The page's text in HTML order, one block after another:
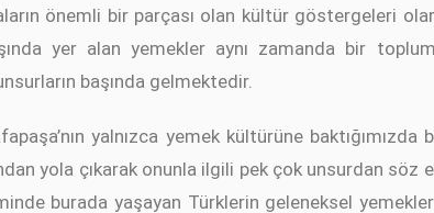
önemli bir parçası olan kültür göstergeleri
yer alan yemekler aynı zamanda bir
başında gelmektedir.
yalnızca yemek kültürüne
yola çıkarak onunla ilgili pek çok unsurdan
burada yaşayan Türklerin geleneksel